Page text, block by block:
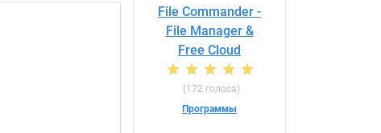
File Commander -
File Manager &
Free Cloud
(172 голоса)
Программы